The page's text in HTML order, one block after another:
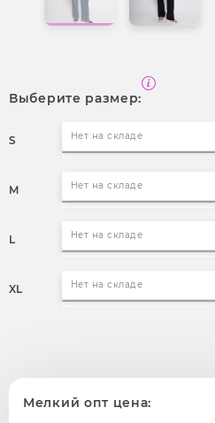
Выберите размер:
S Нет на складе
M Нет на складе
L Нет на складе
XL Нет на складе
Мелкий опт цена: